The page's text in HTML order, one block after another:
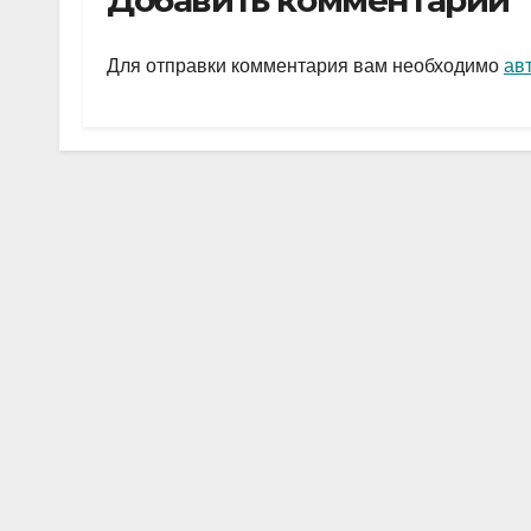
gr
a
s
A
p
а
в
ть
Для отправки комментария вам необходимо